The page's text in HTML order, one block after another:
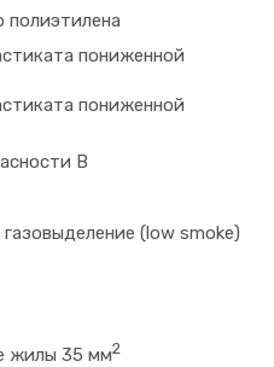
полиэтилена
пониженной
пониженной
B
(low smoke)
жилы 35 мм2